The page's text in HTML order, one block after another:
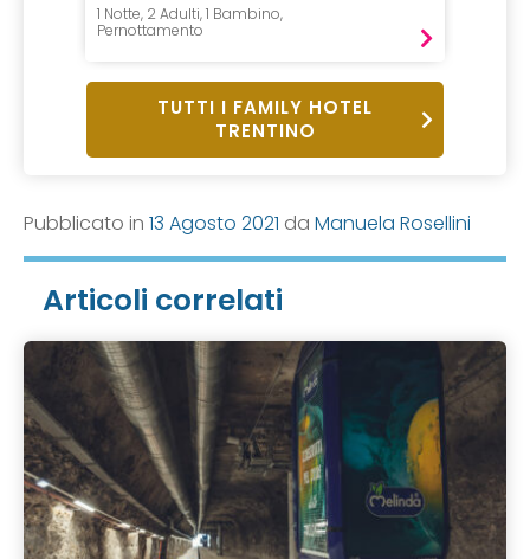
1 Notte, 2 Adulti, 1 Bambino,
Pernottamento
TUTTI I FAMILY HOTEL
TRENTINO
Pubblicato in 13 Agosto 2021 da Manuela Rosellini
Articoli correlati